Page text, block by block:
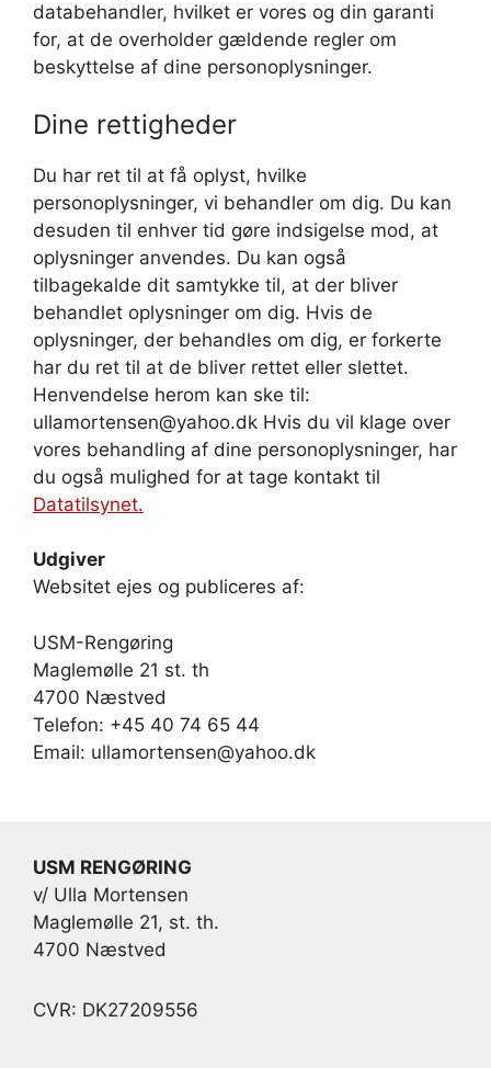
databehandler, hvilket er vores og din garanti
for, at de overholder gældende regler om
beskyttelse af dine personoplysninger.
Dine rettigheder
Du har ret til at få oplyst, hvilke
personoplysninger, vi behandler om dig. Du kan
desuden til enhver tid gøre indsigelse mod, at
oplysninger anvendes. Du kan også
tilbagekalde dit samtykke til, at der bliver
behandlet oplysninger om dig. Hvis de
oplysninger, der behandles om dig, er forkerte
har du ret til at de bliver rettet eller slettet.
Henvendelse herom kan ske til:
ullamortensen@yahoo.dk Hvis du vil klage over
vores behandling af dine personoplysninger, har
du også mulighed for at tage kontakt til
Datatilsynet.
Udgiver
Websitet ejes og publiceres af:
USM-Rengøring
Maglemølle 21 st. th
4700 Næstved
Telefon: +45 40 74 65 44
Email: ullamortensen@yahoo.dk
USM RENGØRING
v/ Ulla Mortensen
Maglemølle 21, st. th.
4700 Næstved
CVR: DK27209556